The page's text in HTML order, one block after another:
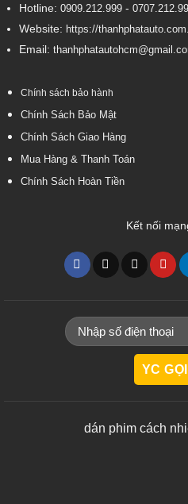
Hotline: 0909.212.999-
Website: https://
Email:
Chính sách bảo hành
Chính Sách Bảo Mật
Chính Sách Giao Hàng
Mua Hàng & Thanh Toán
Chính Sách Hoàn Tiền
Kết nối
dán phim cách